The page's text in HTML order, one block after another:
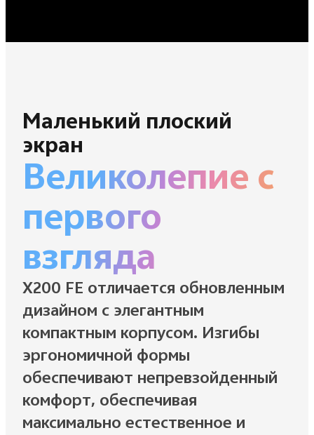
Маленький плоский
экран
Великолепие с
первого
взгляда
X200 FE отличается обновленным
дизайном с элегантным
компактным корпусом. Изгибы
эргономичной формы
обеспечивают непревзойденный
комфорт, обеспечивая
максимально естественное и